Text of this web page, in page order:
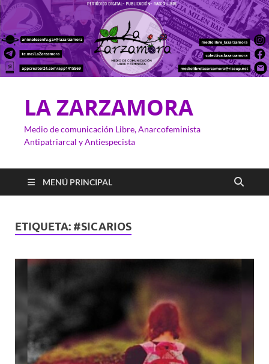
LA ZARZAMORA
Medio de comunicación Libre, Anarcofeminista
Antipatriarcal y Antiespecista
MENÚ PRINCIPAL
ETIQUETA: #SICARIOS